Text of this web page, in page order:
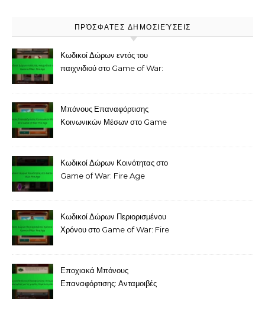
ΠΡΌΣΦΑΤΕΣ ΔΗΜΟΣΙΕΎΣΕΙΣ
Κωδικοί Δώρων εντός του
παιχνιδιού στο Game of War:
Μπόνους Επαναφόρτισης
Κοινωνικών Μέσων στο Game
Κωδικοί Δώρων Κοινότητας στο
Game of War: Fire Age
Κωδικοί Δώρων Περιορισμένου
Χρόνου στο Game of War: Fire
Εποχιακά Μπόνους
Επαναφόρτισης: Ανταμοιβές